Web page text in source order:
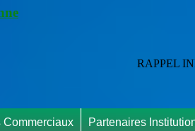
RAPPEL INFO : Vous
Commerciaux Partenaires